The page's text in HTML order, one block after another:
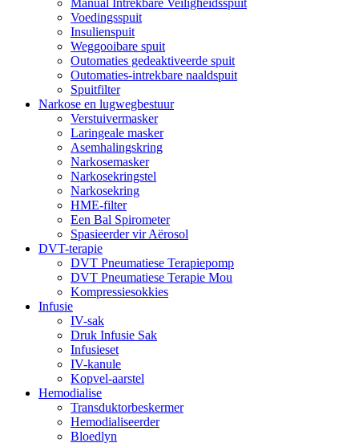
Voedingsspuit
Insulienspuit
Weggooibare spuit
Outomaties gedeaktiveerde spuit
Outomaties-intrekbare naaldspuit
Spuitfilter
Narkose en lugwegbestuur
Verstuivermasker
Laringeale masker
Asemhalingskring
Narkosemasker
Narkosekringstel
Narkosekring
HME-filter
Een Bal Spirometer
Spasieerder vir Aërosol
DVT-terapie
DVT Pneumatiese Terapiepomp
DVT Pneumatiese Terapie Mou
Kompressiesokkies
Infusie
IV-sak
Druk Infusie Sak
Infusieset
IV-kanule
Kopvel-aarstel
Hemodialise
Transduktorbeskermer
Hemodialiseerder
Bloedlyn